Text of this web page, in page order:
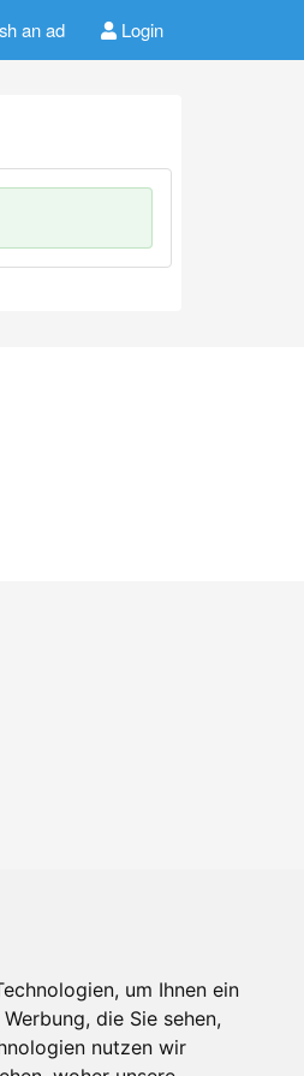
um Ihnen ein
die Sie sehen,
nutzen wir
an ad Login